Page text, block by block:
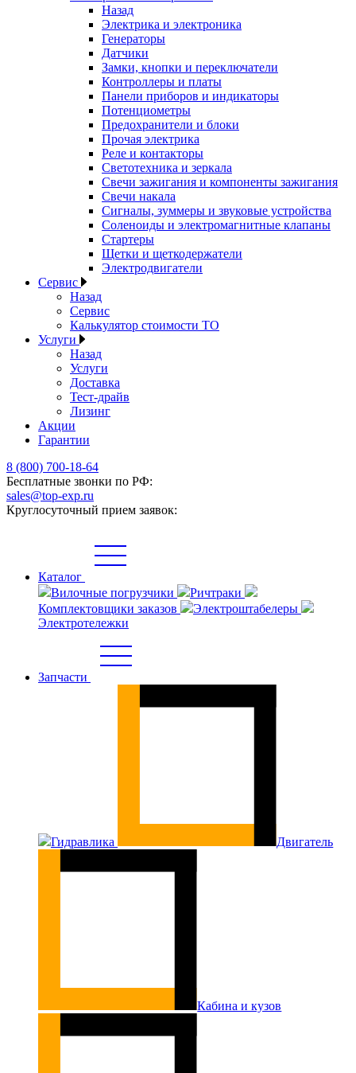
Назад
Электрика и электроника
Генераторы
Датчики
Замки, кнопки и переключатели
Контроллеры и платы
Панели приборов и индикаторы
Потенциометры
Предохранители и блоки
Прочая электрика
Реле и контакторы
Светотехника и зеркала
Свечи зажигания и компоненты зажигания
Свечи накала
Сигналы, зуммеры и звуковые устройства
Соленоиды и электромагнитные клапаны
Стартеры
Щетки и щеткодержатели
Электродвигатели
Сервис
Назад
Сервис
Калькулятор стоимости ТО
Услуги
Назад
Услуги
Доставка
Тест-драйв
Лизинг
Акции
Гарантии
8 (800) 700-18-64
Бесплатные звонки по РФ:
sales@top-exp.ru
Круглосуточный прием заявок:
Каталог
Вилочные погрузчики
Ричтраки
Комплектовщики заказов
Электроштабелеры
Электротележки
Запчасти
Гидравлика Двигатель
Кабина и кузов